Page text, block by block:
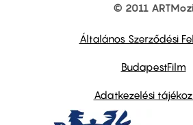
© 2011 ARTMozi
Általános Szerződési
BudapestFilm
Adatkezelési